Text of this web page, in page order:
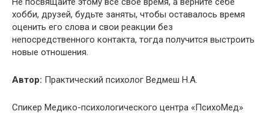
хобби, друзей, будьте заняты, чтобы оставалось время
оценить его слова и свои реакции без
непосредственного контакта, тогда получится выстроить
новые отношения.
Автор: Практический психолог Ведмеш Н.А.
Спикер Медико-психологического центра «ПсихоМед»